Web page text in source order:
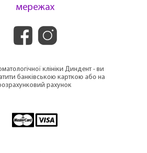
мережах
клініки Диндент - ви
банківською карткою або на
рахунок